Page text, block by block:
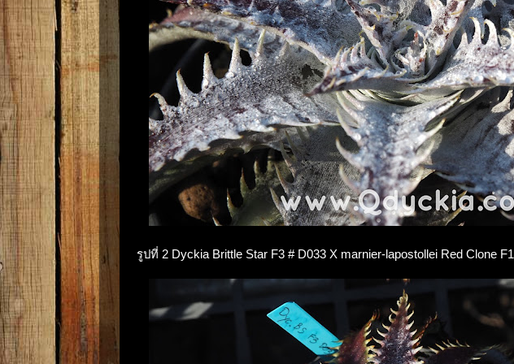
รูปที่ 2 Dyckia Brittle Star F3 # D033 X marnier-lapostollei Red Clone F1